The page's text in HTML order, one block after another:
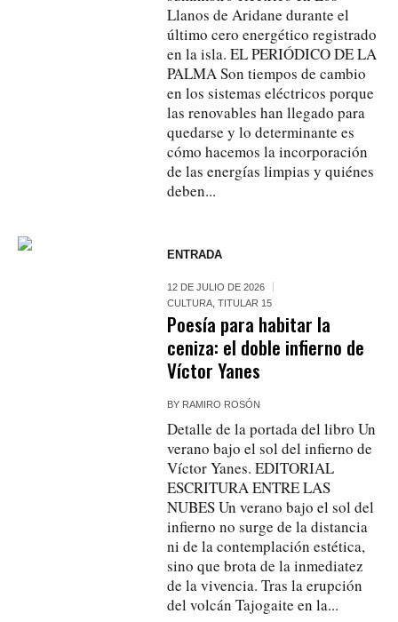
Llanos de Aridane durante el
último cero energético registrado
en la isla. EL PERIÓDICO DE LA
PALMA Son tiempos de cambio
en los sistemas eléctricos porque
las renovables han llegado para
quedarse y lo determinante es
cómo hacemos la incorporación
de las energías limpias y quiénes
deben...
ENTRADA
12 DE JULIO DE 2026
CULTURA ,TITULAR 15
Poesía para habitar la
ceniza: el doble infierno de
Víctor Yanes
BY RAMIRO ROSÓN
Detalle de la portada del libro Un
verano bajo el sol del infierno de
Víctor Yanes. EDITORIAL
ESCRITURA ENTRE LAS
NUBES Un verano bajo el sol del
infierno no surge de la distancia
ni de la contemplación estética,
sino que brota de la inmediatez
de la vivencia. Tras la erupción
del volcán Tajogaite en la...